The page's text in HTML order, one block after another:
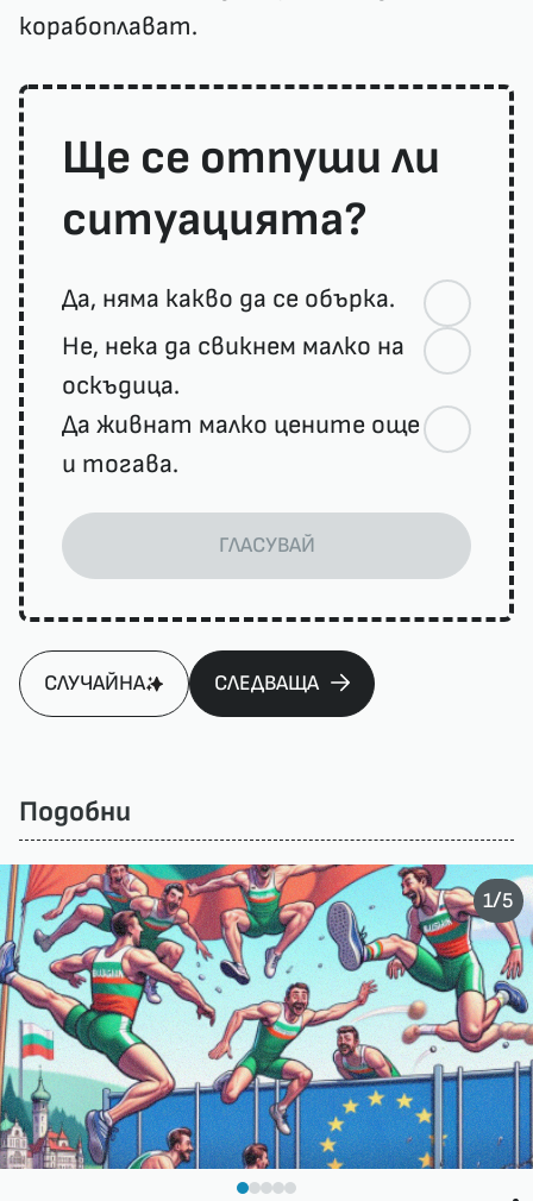
корабоплават.
Ще се отпуши ли
ситуацията?
Да, няма какво да се обърка.
Не, нека да свикнем малко на
оскъдица.
Да живнат малко цените още
и тогава.
ГЛАСУВАЙ
СЛУЧАЙНА СЛЕДВАЩА
Подобни
1/5